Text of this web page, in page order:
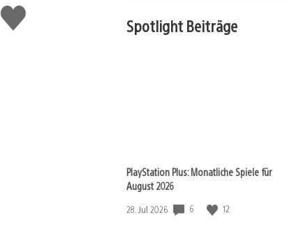
Gefällt
mir Spotlight Beiträge
PlayStation Plus: Monatliche Spiele für
August 2026
Veröffentlichungsdatum:
28. Jul 2026 6 12